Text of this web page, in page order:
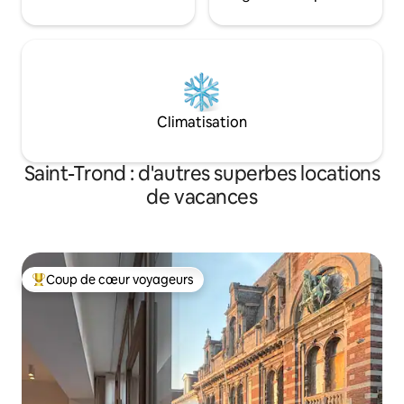
Climatisation
Saint-Trond : d'autres superbes locations
de vacances
Coups de cœur voyageurs les plus appréciés
Coup de cœur voyageurs